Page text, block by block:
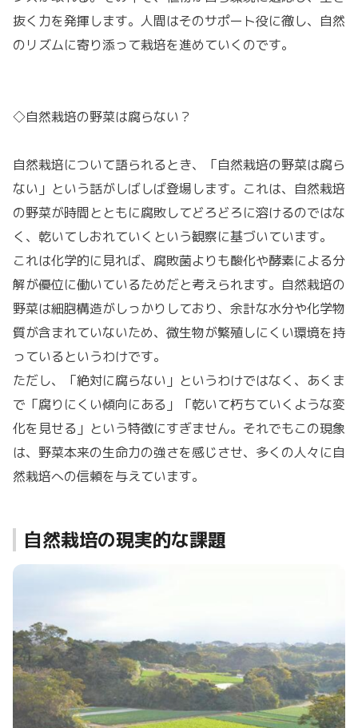
抜く力を発揮します。人間はそのサポート役に徹し、自然
のリズムに寄り添って栽培を進めていくのです。
◇自然栽培の野菜は腐らない？
自然栽培について語られるとき、「自然栽培の野菜は腐ら
ない」という話がしばしば登場します。これは、自然栽培
の野菜が時間とともに腐敗してどろどろに溶けるのではな
く、乾いてしおれていくという観察に基づいています。
これは化学的に見れば、腐敗菌よりも酸化や酵素による分
解が優位に働いているためだと考えられます。自然栽培の
野菜は細胞構造がしっかりしており、余計な水分や化学物
質が含まれていないため、微生物が繁殖しにくい環境を持
っているというわけです。
ただし、「絶対に腐らない」というわけではなく、あくま
で「腐りにくい傾向にある」「乾いて朽ちていくような変
化を見せる」という特徴にすぎません。それでもこの現象
は、野菜本来の生命力の強さを感じさせ、多くの人々に自
然栽培への信頼を与えています。
自然栽培の現実的な課題